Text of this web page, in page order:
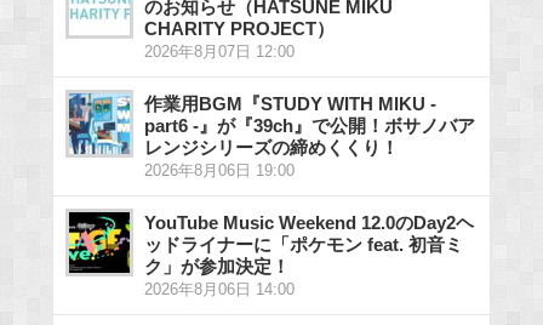
のお知らせ（HATSUNE MIKU
CHARITY PROJECT）
2026年8月07日 12:00
作業用BGM『STUDY WITH MIKU -
part6 -』が『39ch』で公開！ボサノバア
レンジシリーズの締めくくり！
2026年8月06日 19:00
YouTube Music Weekend 12.0のDay2ヘ
ッドライナーに「ポケモン feat. 初音ミ
ク」が参加決定！
2026年8月06日 14:00